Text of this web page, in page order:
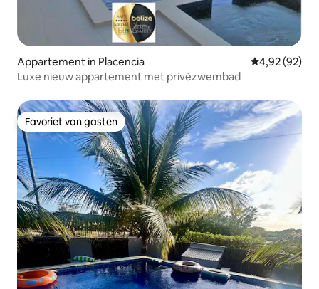
Appartement in Placencia Gemiddelde
4,92 (92)
Luxe nieuw appartement met privézwembad
Favoriet van gasten
Favoriet van gasten